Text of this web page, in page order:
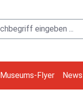
Museums-Flyer News